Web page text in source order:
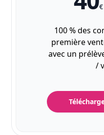
100 % des
première
avec un
/